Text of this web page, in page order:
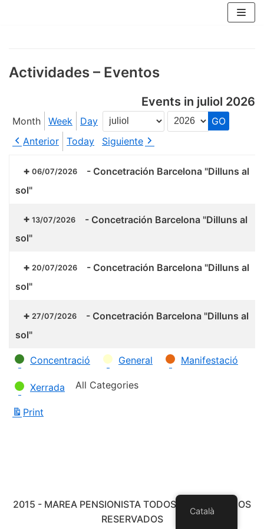
Actividades – Eventos
Events in juliol 2026
Month Week Day
Month
Year
Anterior
Today Siguiente
06/07/2026 - Concetración Barcelona "Dilluns al
sol"
13/07/2026 - Concetración Barcelona "Dilluns al
sol"
20/07/2026 - Concetración Barcelona "Dilluns al
sol"
27/07/2026 - Concetración Barcelona "Dilluns al
sol"
Categories
Concentració General Manifestació
Xerrada All Categories
Print
2015 - MAREA PENSIONISTA TODOS LOS DERECHOS
RESERVADOS
Català